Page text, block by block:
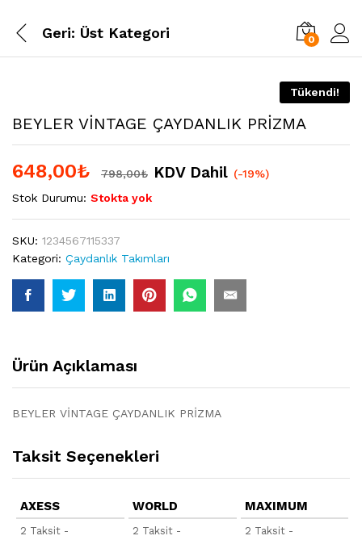
Geri: Üst Kategori 0
Tükendi!
BEYLER VİNTAGE ÇAYDANLIK PRİZMA
648,00₺ 798,00₺ KDV Dahil (-19%)
Stok Durumu: Stokta yok
SKU: 1234567115337
Kategori: Çaydanlık Takımları
Ürün Açıklaması
BEYLER VİNTAGE ÇAYDANLIK PRİZMA
Taksit Seçenekleri
AXESS
2 Taksit -
WORLD
2 Taksit -
MAXIMUM
2 Taksit -